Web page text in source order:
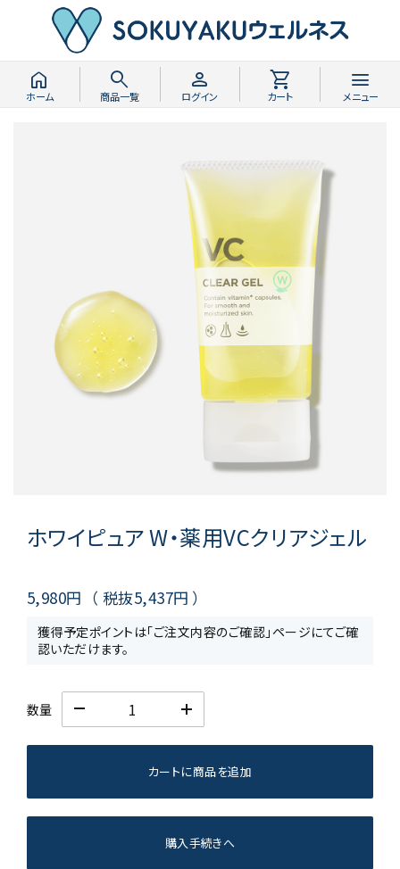
home
ホーム
search
商品一覧
person
ログイン
shopping_cart
カート
menu
メニュー
ホワイピュア W・薬用VCクリアジェル
5,980円 （ 税抜5,437円 ）
獲得予定ポイントは「ご注文内容のご確認」ページにてご確
認いただけます。
数量
カートに商品を追加
購入手続きへ